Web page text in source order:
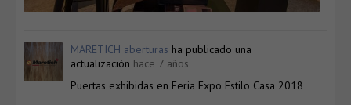
MARETICH aberturas ha publicado una
actualización hace 7 años
Puertas exhibidas en Feria Expo Estilo Casa 2018